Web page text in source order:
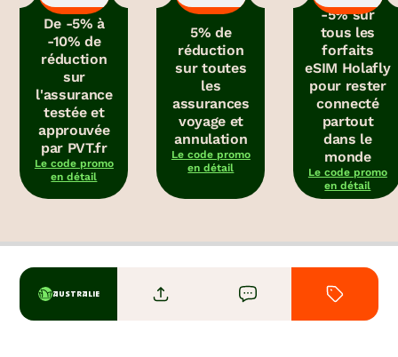
De -5% à
-10% de
réduction
sur
l'assurance
testée et
approuvée
par PVT.fr
Le code promo
en détail
5% de
réduction
sur toutes
les
assurances
voyage et
annulation
Le code promo
en détail
-5% sur
tous les
forfaits
eSIM Holafly
pour rester
connecté
partout
dans le
monde
Le code promo
en détail
AUSTRALIE